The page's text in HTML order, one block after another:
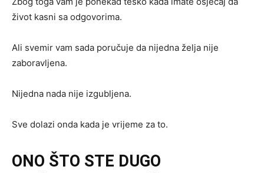
život kasni sa odgovorima.
Ali svemir vam sada poručuje da nijedna želja nije
zaboravljena.
Nijedna nada nije izgubljena.
Sve dolazi onda kada je vrijeme za to.
ONO ŠTO STE DUGO